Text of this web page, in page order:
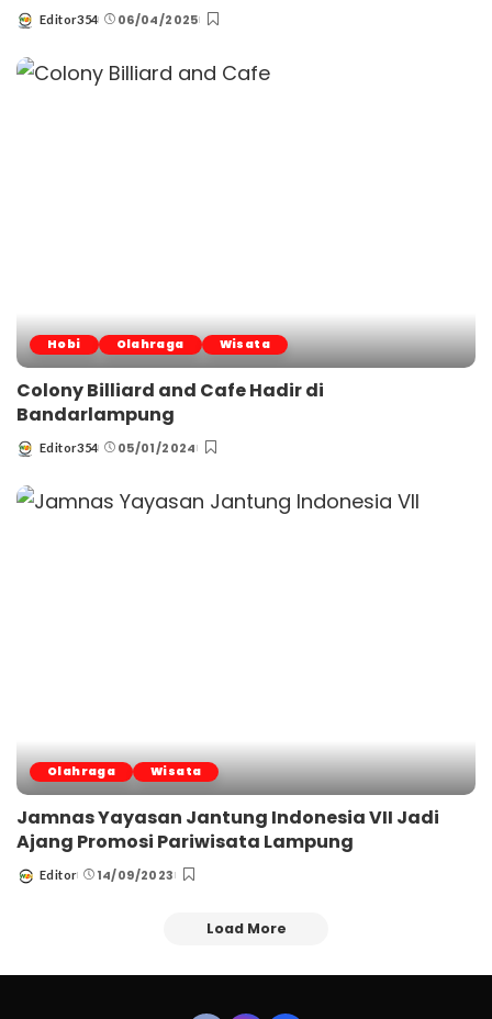
Posted
Editor354 06/04/2025
Hobi Olahraga Wisata
Colony Billiard and Cafe Hadir di
Bandarlampung
Posted
Editor354 05/01/2024
Olahraga Wisata
Jamnas Yayasan Jantung Indonesia VII Jadi
Ajang Promosi Pariwisata Lampung
Posted
Editor 14/09/2023
Load More